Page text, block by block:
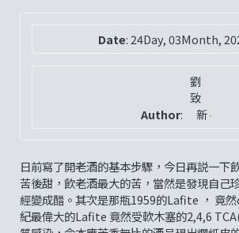
Date:24Day, 03Month,
Author:
劉
致
新
日前寫了開老酒的基本步驟，今日再説一下
苦後甜，飲老酒最大的苦，當然是發現自己
經變成醋。其次是那瓶1959的Lafite ， 竟
紀最偉大的Lafite 竟然受軟木塞的2,4,6